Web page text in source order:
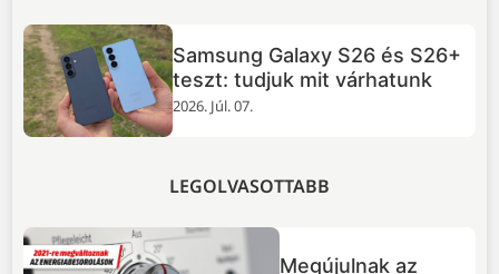
TOP 5 dolog, amit tudnod
érdemes a GTA VI-ról
2026. Júl. 02.
LEGOLVASOTTABB
Megújulnak az